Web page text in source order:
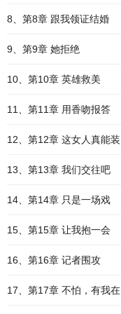
8、第8章 跟我领证结婚
9、第9章 她拒绝
10、第10章 英雄救美
11、第11章 用香吻报答
12、第12章 这女人真能装
13、第13章 我们交往吧
14、第14章 只是一场戏
15、第15章 让我抱一会
16、第16章 记者围攻
17、第17章 不怕，有我在